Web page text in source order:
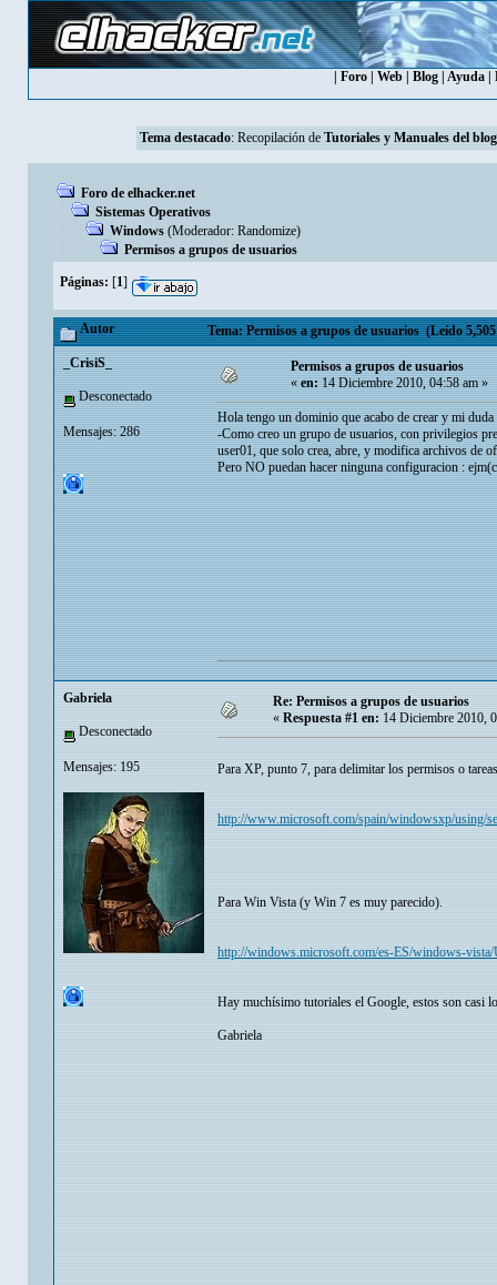
Foro Web Blog Ayuda
Tema destacado: Recopilación de Tutoriales y Manuales del blog
Foro de elhacker.net
Sistemas Operativos
Windows (Moderador: Randomize)
Permisos a grupos de usuarios
Páginas: [1]
Autor Tema: Permisos a grupos de usuarios (Leído 5,505
_CrisiS_
Desconectado
Mensajes: 286
Permisos a grupos de usuarios
«en:14 Diciembre 2010, 04:58 am »
Hola tengo un dominio que acabo de crear y mi duda
-Como creo un grupo de usuarios, con privilegios
user01, que solo crea, abre, y modifica archivos de
Pero NO puedan hacer ninguna configuracion :
Gabriela
Desconectado
Mensajes: 195
Re: Permisos a grupos de usuarios
« Respuesta #1 en: 14 Diciembre 2010,
Para XP, punto 7, para delimitar los permisos o
http://www.microsoft.com/spain/windowsxp/using/
Para Win Vista (y Win 7 es muy parecido).
http://windows.microsoft.com/es-ES/windows-
Hay muchísimo tutoriales el Google, estos son casi
Gabriela